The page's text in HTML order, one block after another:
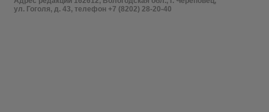
ул. Гоголя, д. 43, телефон +7 (8202) 28-20-40